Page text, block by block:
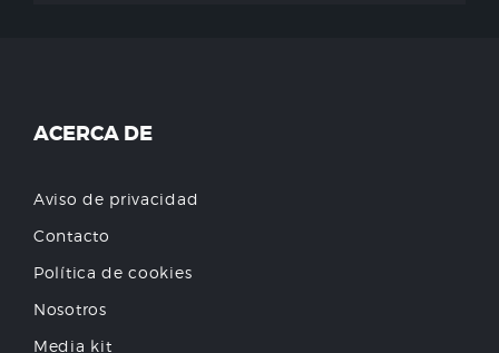
ACERCA DE
Aviso de privacidad
Contacto
Política de cookies
Nosotros
Media kit